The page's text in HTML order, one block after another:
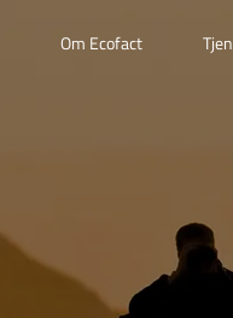
Om Ecofact